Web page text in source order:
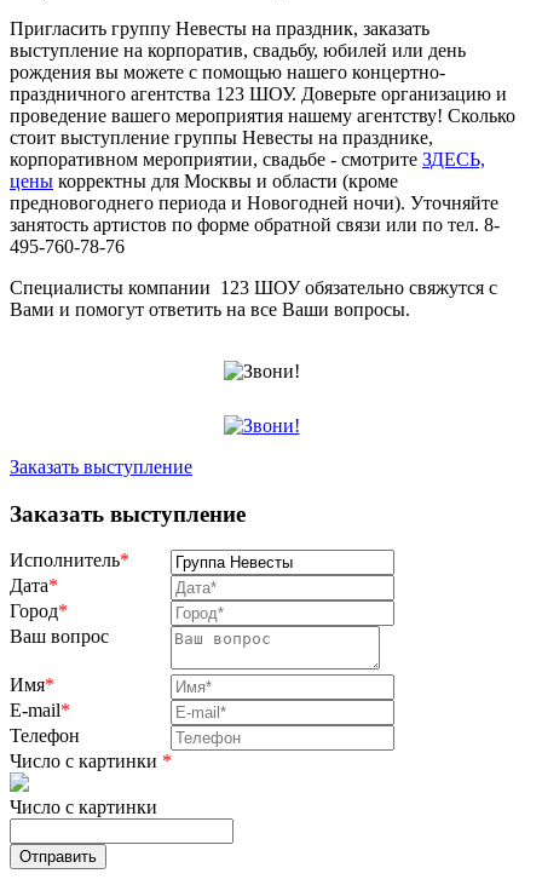
Пригласить группу Невесты на праздник, заказать
выступление на корпоратив, свадьбу, юбилей или день
рождения вы можете с помощью нашего концертно-
праздничного агентства 123 ШОУ. Доверьте организацию и
проведение вашего мероприятия нашему агентству! Сколько
стоит выступление группы Невесты на празднике,
корпоративном мероприятии, свадьбе - смотрите ЗДЕСЬ,
цены корректны для Москвы и области (кроме
предновогоднего периода и Новогодней ночи). Уточняйте
занятость артистов по форме обратной связи или по тел. 8-
495-760-78-76
Специалисты компании 123 ШОУ обязательно свяжутся с
Вами и помогут ответить на все Ваши вопросы.
Заказать выступление
Заказать выступление
Исполнитель*
Дата*
Город*
Ваш вопрос
Имя*
E-mail*
Телефон
Число с картинки *
Число с картинки